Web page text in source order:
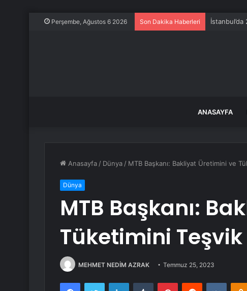
Perşembe, Ağustos 6 2026 Son Dakika Haberleri
ANASAYFA
Anasayfa / Dünya / MTB Başkanı: Bakliyat Üretimini ve
Dünya
MTB Başkanı:
Tüketimini
MEHMET NEDİM AZRAK Temmuz 25, 2023
FacebookTwitter LinkedInTumblr PinterestReddit